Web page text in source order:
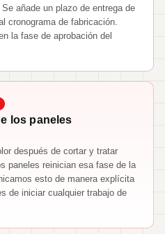
añade un plazo de entrega de
cronograma de fabricación.
la fase de aprobación del
los paneles
después de cortar y tratar
paneles reinician esa fase de la
esto de manera explícita
de iniciar cualquier trabajo de